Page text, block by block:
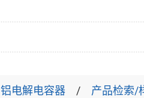
铝电解电容器 产品检索/